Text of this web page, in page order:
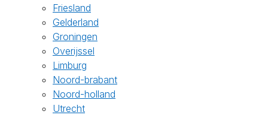
Friesland
Gelderland
Groningen
Overijssel
Limburg
Noord-brabant
Noord-holland
Utrecht